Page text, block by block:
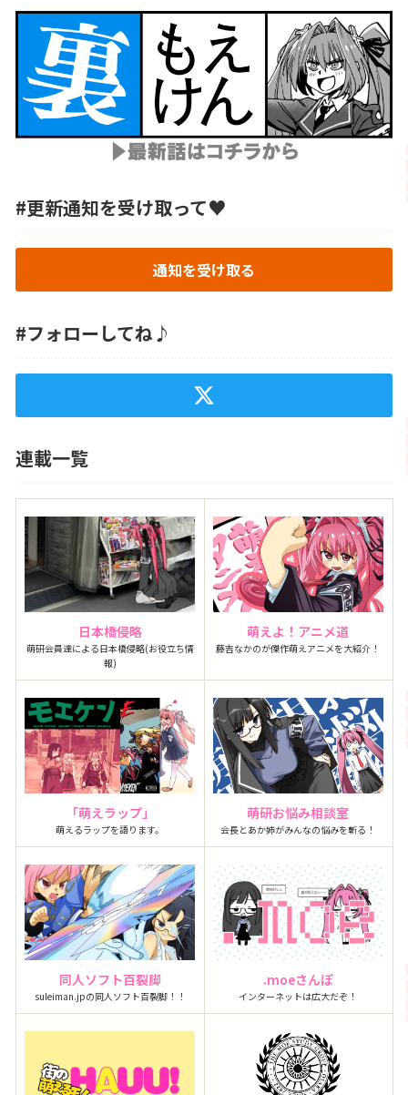
#更新通知を受け取って♥
通知を受け取る
#フォローしてね♪
連載一覧
日本橋侵略
萌研会員達による日本橋侵略(お役立ち情
報)
萌えよ！アニメ道
藤吉なかのが傑作萌えアニメを大紹介！
「萌えラップ」
萌えるラップを語ります。
萌研お悩み相談室
会長とあか姉がみんなの悩みを斬る！
同人ソフト百裂脚
suleiman.jpの同人ソフト百裂脚！！
.moeさんぽ
インターネットは広大だぞ！